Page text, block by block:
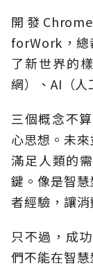
開發
forWork，總
了新世界的
網）、AI（人
三個概念不
心思想。未
滿足人類的
鍵。像是智
者經驗，讓消
只不過，成
們不能在智